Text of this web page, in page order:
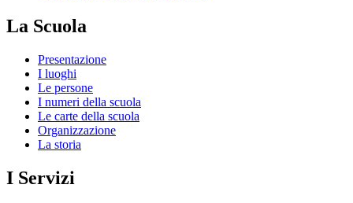
La Scuola
Presentazione
I luoghi
Le persone
I numeri della scuola
Le carte della scuola
Organizzazione
La storia
I Servizi